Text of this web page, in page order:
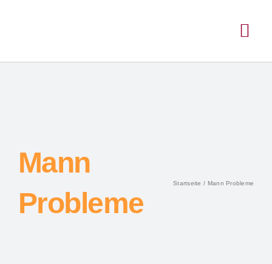
Mann
Probleme
Startseite Mann Probleme